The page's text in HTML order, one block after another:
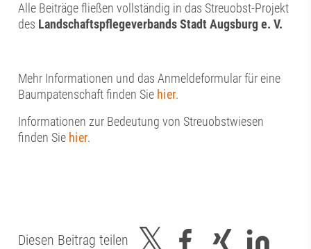
Alle Beiträge fließen vollständig in das Streuobst-Projekt
des Landschaftspflegeverbands Stadt Augsburg e. V.
Mehr Informationen und das Anmeldeformular für eine
Baumpatenschaft finden Sie hier.
Informationen zur Bedeutung von Streuobstwiesen
finden Sie hier.
Diesen Beitrag teilen